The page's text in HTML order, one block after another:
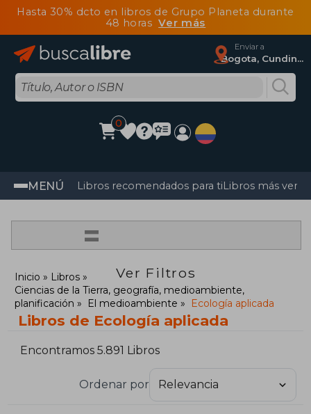
Hasta 30% dcto en libros de Grupo Planeta durante
48 horasVer más
Enviar a
Bogota, Cundinamarca
0
MENÚ Libros recomendados para tiLibros más
=
Ver Filtros
Inicio
Libros
Ciencias de la Tierra, geografía, medioambiente,
planificación
El medioambiente Ecología aplicada
Libros de Ecología aplicada
Encontramos 5.891 Libros
Ordenar por